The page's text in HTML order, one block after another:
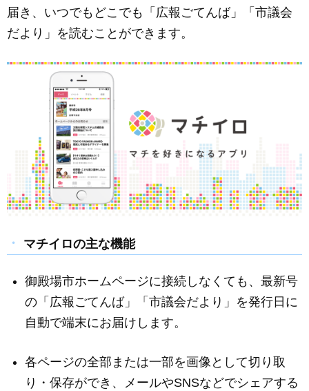
届き、いつでもどこでも「広報ごてんば」「市議会
だより」を読むことができます。
マチイロの主な機能
御殿場市ホームページに接続しなくても、最新号
の「広報ごてんば」「市議会だより」を発行日に
自動で端末にお届けします。
各ページの全部または一部を画像として切り取
り・保存ができ、メールやSNSなどでシェアする